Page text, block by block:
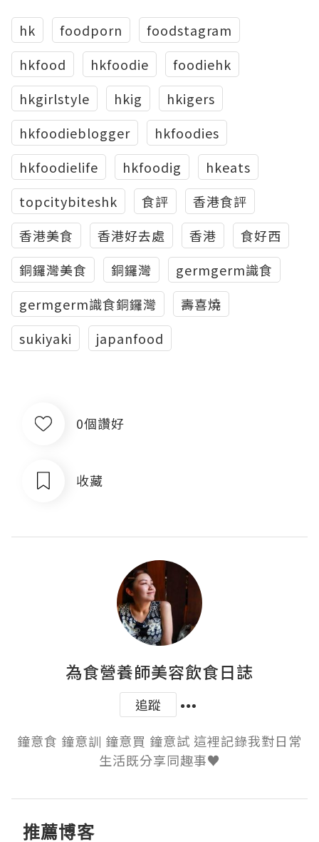
hk foodporn
foodstagram
hkfood
hkfoodie
foodiehk
hkgirlstyle
hkig
hkigers
hkfoodieblogger
hkfoodies
hkfoodielife
hkfoodig
hkeats
topcitybiteshk
食評
香港食評
香港美食
香港好去處 香港
食好西
銅鑼灣美食
銅鑼灣
germgerm識食
germgerm識食銅鑼灣
壽喜燒
sukiyaki
japanfood
0個讚好
收藏
為食營養師美容飲食日誌
追蹤
鐘意食 鐘意訓 鐘意買 鐘意試 這裡記錄我對日常
生活既分享同趣事♥
推薦博客